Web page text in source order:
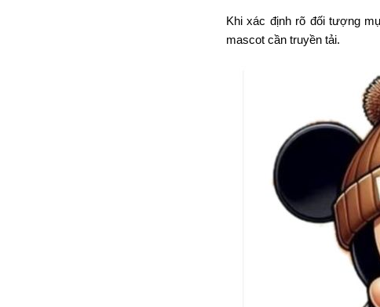
Khi xác định rõ đối tượng
mascot cần truyền tải.